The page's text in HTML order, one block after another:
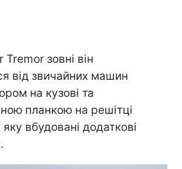
зовні він
від звичайних машин
на кузові та
планкою на решітці
вбудовані додаткові